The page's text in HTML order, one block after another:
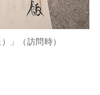
」（訪問時）